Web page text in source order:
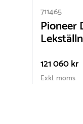
711465
Pioneer
121 060 kr
Exkl. moms